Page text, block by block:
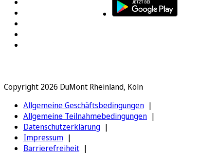
Copyright 2026 DuMont Rheinland, Köln
Allgemeine Geschäftsbedingungen
Allgemeine Teilnahmebedingungen
Datenschutzerklärung
Impressum
Barrierefreiheit